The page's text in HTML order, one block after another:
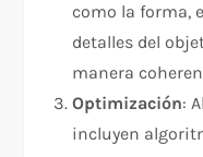
como la forma,
detalles del
manera
Optimización:
incluyen